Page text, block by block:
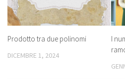
Prodotto tra due polinomi
DICEMBRE 1, 2024
I